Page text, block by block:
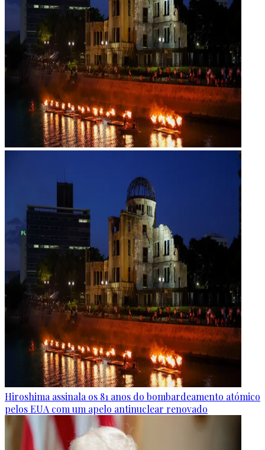
Hiroshima assinala os 81 anos do bombardeamento atómico
pelos EUA com um apelo antinuclear renovado